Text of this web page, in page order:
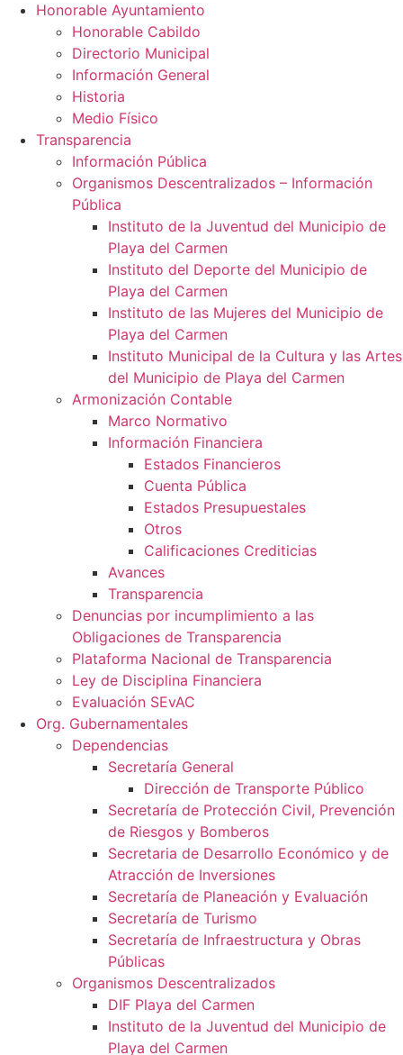
Honorable Ayuntamiento
Honorable Cabildo
Directorio Municipal
Información General
Historia
Medio Físico
Transparencia
Información Pública
Organismos Descentralizados – Información
Pública
Instituto de la Juventud del Municipio de
Playa del Carmen
Instituto del Deporte del Municipio de
Playa del Carmen
Instituto de las Mujeres del Municipio de
Playa del Carmen
Instituto Municipal de la Cultura y las Artes
del Municipio de Playa del Carmen
Armonización Contable
Marco Normativo
Información Financiera
Estados Financieros
Cuenta Pública
Estados Presupuestales
Otros
Calificaciones Crediticias
Avances
Transparencia
Denuncias por incumplimiento a las
Obligaciones de Transparencia
Plataforma Nacional de Transparencia
Ley de Disciplina Financiera
Evaluación SEvAC
Org. Gubernamentales
Dependencias
Secretaría General
Dirección de Transporte Público
Secretaría de Protección Civil, Prevención
de Riesgos y Bomberos
Secretaria de Desarrollo Económico y de
Atracción de Inversiones
Secretaría de Planeación y Evaluación
Secretaría de Turismo
Secretaría de Infraestructura y Obras
Públicas
Organismos Descentralizados
DIF Playa del Carmen
Instituto de la Juventud del Municipio de
Playa del Carmen